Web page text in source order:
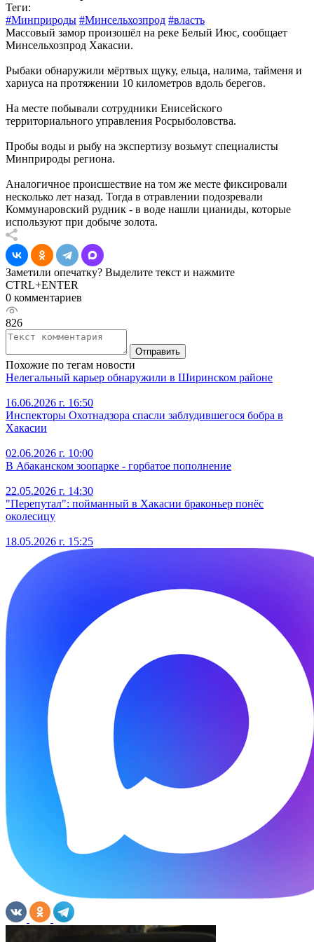
Теги:
#Минприроды #Минсельхозпрод #власть
Массовый замор произошёл на реке Белый Июс, сообщает
Минсельхозпрод Хакасии.
Рыбаки обнаружили мёртвых щуку, ельца, налима, тайменя и
хариуса на протяжении 10 километров вдоль берегов.
На месте побывали сотрудники Енисейского
территориального управления Росрыболовства.
Пробы воды и рыбу на экспертизу возьмут специалисты
Минприроды региона.
Аналогичное происшествие на том же месте фиксировали
несколько лет назад. Тогда в отравлении подозревали
Коммунаровский рудник - в воде нашли цианиды, которые
используют при добыче золота.
Заметили опечатку? Выделите текст и нажмите
CTRL+ENTER
0 комментариев
826
Отправить
Похожие по тегам новости
Нелегальный карьер обнаружили в Ширинском районе
16.06.2026 г. 16:50
Инспекторы Охотнадзора спасли заблудившегося бобра в
Хакасии
02.06.2026 г. 10:00
В Абаканском зоопарке - горбатое пополнение
22.05.2026 г. 14:30
"Перепутал": пойманный в Хакасии браконьер понёс
околесицу
18.05.2026 г. 15:25